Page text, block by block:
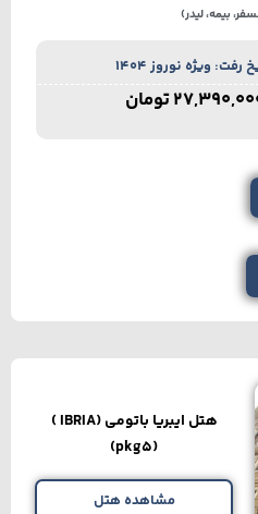
بیمه، لیدر)
رفت: ویژه نوروز 1404
تومان
هتل ایبریا باتومی (IBRIA )
(pkg5)
مشاهده هتل